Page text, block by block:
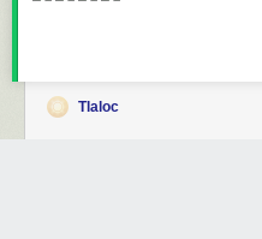
Tlaloc